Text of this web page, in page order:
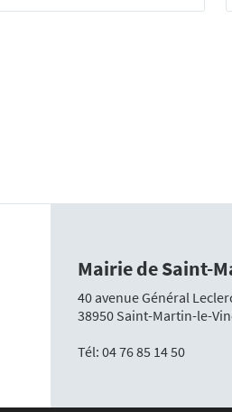
Mairie de Saint-
40 avenue Général
38950 Saint-Martin-le-
Tél:04 76 85 14 50